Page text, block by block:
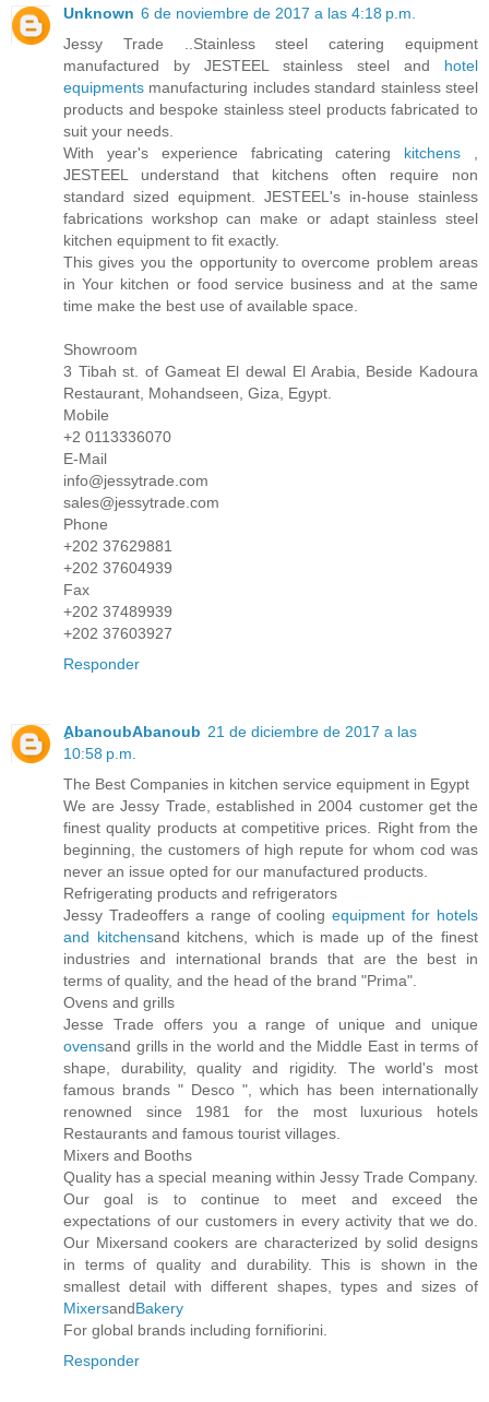
Unknown 6 de noviembre de 2017 a las 4:18 p.m.
Jessy Trade ..Stainless steel catering equipment
manufactured by JESTEEL stainless steel and hotel
equipments manufacturing includes standard stainless steel
products and bespoke stainless steel products fabricated to
suit your needs.
With year's experience fabricating catering kitchens
JESTEEL understand that kitchens often require non
standard sized equipment. JESTEEL's in-house stainless
fabrications workshop can make or adapt stainless steel
kitchen equipment to fit exactly.
This gives you the opportunity to overcome problem areas
in Your kitchen or food service business and at the same
time make the best use of available space.
Showroom
3 Tibah st. of Gameat El dewal El Arabia, Beside Kadoura
Restaurant, Mohandseen, Giza, Egypt.
Mobile
+2 0113336070
E-Mail
info@jessytrade.com
sales@jessytrade.com
Phone
+202 37629881
+202 37604939
Fax
+202 37489939
+202 37603927
Responder
ِAbanoubAbanoub 21 de diciembre de 2017 a las
10:58 p.m.
The Best Companies in kitchen service equipment in Egypt
We are Jessy Trade, established in 2004 customer get the
finest quality products at competitive prices. Right from the
beginning, the customers of high repute for whom cod was
never an issue opted for our manufactured products.
Refrigerating products and refrigerators
Jessy Tradeoffers a range of coolingequipment for hotels
and kitchensand kitchens, which is made up of the finest
industries and international brands that are the best in
terms of quality, and the head of the brand "Prima".
Ovens and grills
Jesse Trade offers you a range of unique and unique
ovensand grills in the world and the Middle East in terms of
shape, durability, quality and rigidity. The world's most
famous brands " Desco ", which has been internationally
renowned since 1981 for the most luxurious hotels
Restaurants and famous tourist villages.
Mixers and Booths
Quality has a special meaning within Jessy Trade Company.
Our goal is to continue to meet and exceed the
expectations of our customers in every activity that we do.
Our Mixersand cookers are characterized by solid designs
in terms of quality and durability. This is shown in the
smallest detail with different shapes, types and sizes of
MixersandBakery
For global brands including fornifiorini.
Responder